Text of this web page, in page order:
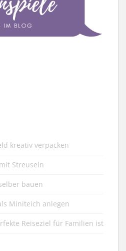
kreativ verpacken
Streuseln
bauen
Miniteich anlegen
Reiseziel für Familien ist